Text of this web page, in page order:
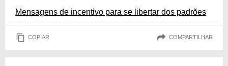
Mensagens de incentivo para se libertar dos padrões
COPIAR COMPARTILHAR